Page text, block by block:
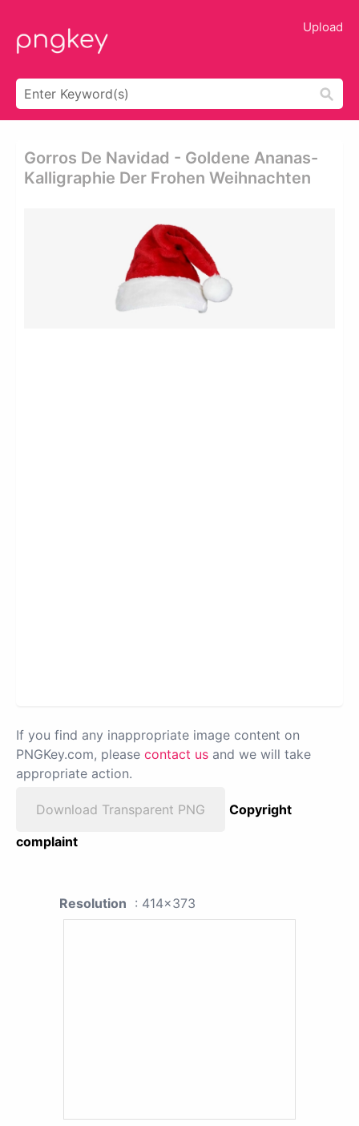
Upload
Gorros De Navidad - Goldene Ananas-
Kalligraphie Der Frohen Weihnachten
If you find any inappropriate image content on
PNGKey.com, please contact us and we will take
appropriate action.
Download Transparent PNG
Copyright
complaint
Resolution : 414x373